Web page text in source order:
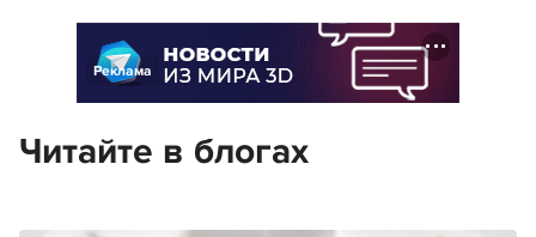
Реклама
Читайте в блогах